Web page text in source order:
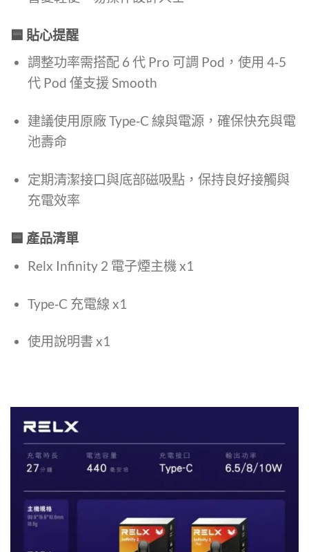
🟦 貼心提醒
調整功率需搭配 6 代 Pro 可調 Pod，使用 4‑5
代 Pod 僅支援 Smooth
建議使用原廠 Type‑C 線與電源，確保快充與電
池壽命
定期清潔接口與底部磁吸點，保持良好接觸與
充電效率
🟦 產品清單
Relx Infinity 2 電子煙主機 x1
Type‑C 充電線 x1
使用說明書 x1